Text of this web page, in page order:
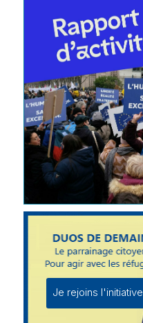
Je rejoins l'initiative